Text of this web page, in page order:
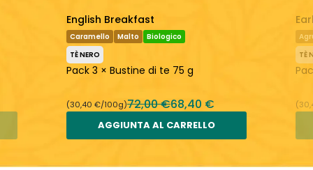
English Breakfast
Caramello Malto
Biologico
TÈ NERO
Pack 3 × Bustine di te 75 g
(30,40 €/100g)72,00 €68,40 €
AGGIUNTA AL CARRELLO
TÈ